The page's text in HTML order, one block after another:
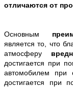
отличаются от
Основным
является то, что
атмосферу
достигается при
автомобилем при
достигается при